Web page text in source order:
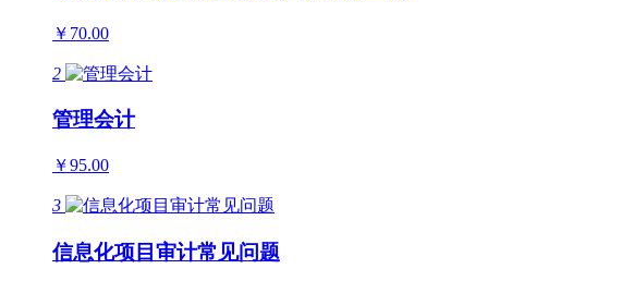
￥70.00
2
管理会计
￥95.00
3
信息化项目审计常见问题